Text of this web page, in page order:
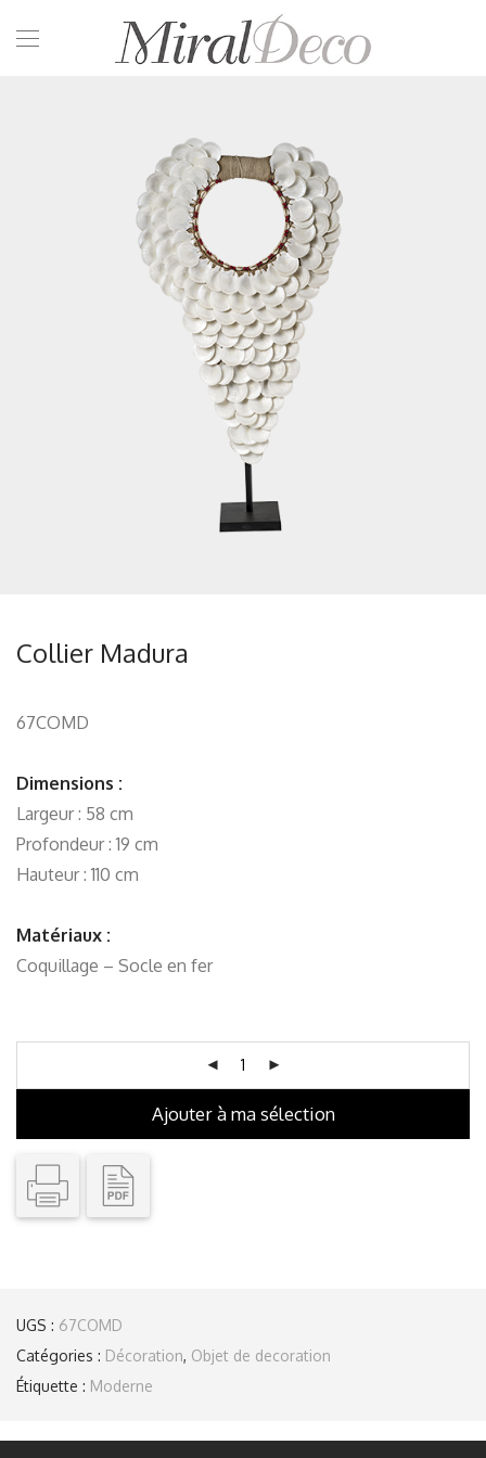
Collier Madura
67COMD
Dimensions :
Largeur : 58 cm
Profondeur : 19 cm
Hauteur : 110 cm
Matériaux :
Coquillage – Socle en fer
Ajouter à ma sélection
UGS : 67COMD
Catégories : Décoration, Objet de decoration
Étiquette : Moderne